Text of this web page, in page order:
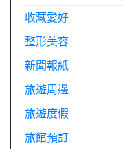
收藏愛好
整形美容
新聞報紙
旅遊周邊
旅遊度假
旅館預訂